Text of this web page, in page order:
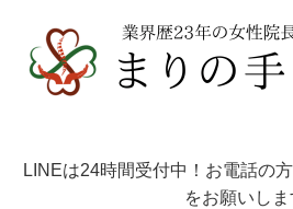
LINEは24時間受付中！お電話の
をお願いしま